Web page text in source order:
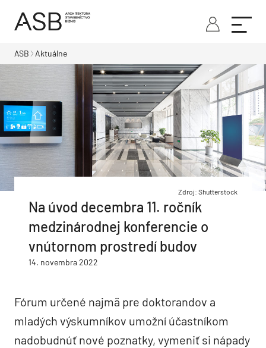
ASB Aktuálne
Zdroj: Shutterstock
Na úvod decembra 11. ročník
medzinárodnej konferencie o
vnútornom prostredí budov
14. novembra 2022
Fórum určené najmä pre doktorandov a
mladých výskumníkov umožní účastníkom
nadobudnúť nové poznatky, vymeniť si nápady